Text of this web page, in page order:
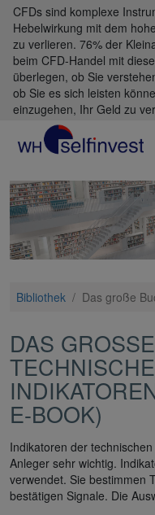
CFDs sind komplexe
Hebelwirkung mit dem
zu verlieren. 76% der
beim CFD-Handel mit
überlegen, ob Sie
ob Sie es sich leisten
einzugehen, Ihr Geld zu
Bibliothek / Das große
DAS
ECHNISCHE
E-BOOK)
Indikatoren der
Anleger sehr wichtig.
verwendet. Sie bestimmen
bestätigen Signale. Die